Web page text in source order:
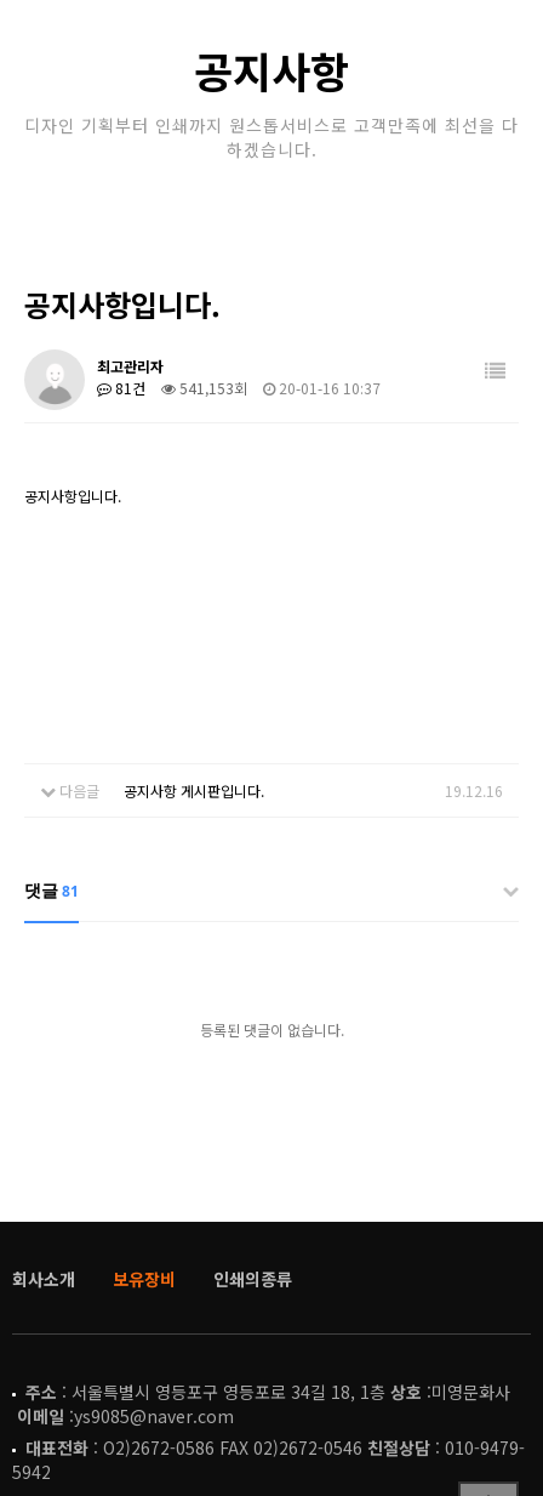
공지사항
디자인 기획부터 인쇄까지 원스톱서비스로 고객만족에 최선을 다
하겠습니다.
공지사항입니다.
최고관리자
81건
541,153회 20-01-16 10:37
공지사항입니다.
다음글 공지사항 게시판입니다. 19.12.16
댓글81
등록된 댓글이 없습니다.
회사소개 보유장비 인쇄의종류
주소 : 서울특별시 영등포구 영등포로 34길 18, 1층 상호 :미영문화사
이메일 :ys9085@naver.com
대표전화 : O2)2672-0586 FAX 02)2672-0546 친절상담 : 010-9479-
5942